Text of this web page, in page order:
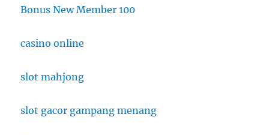
Bonus New Member 100
casino online
slot mahjong
slot gacor gampang menang